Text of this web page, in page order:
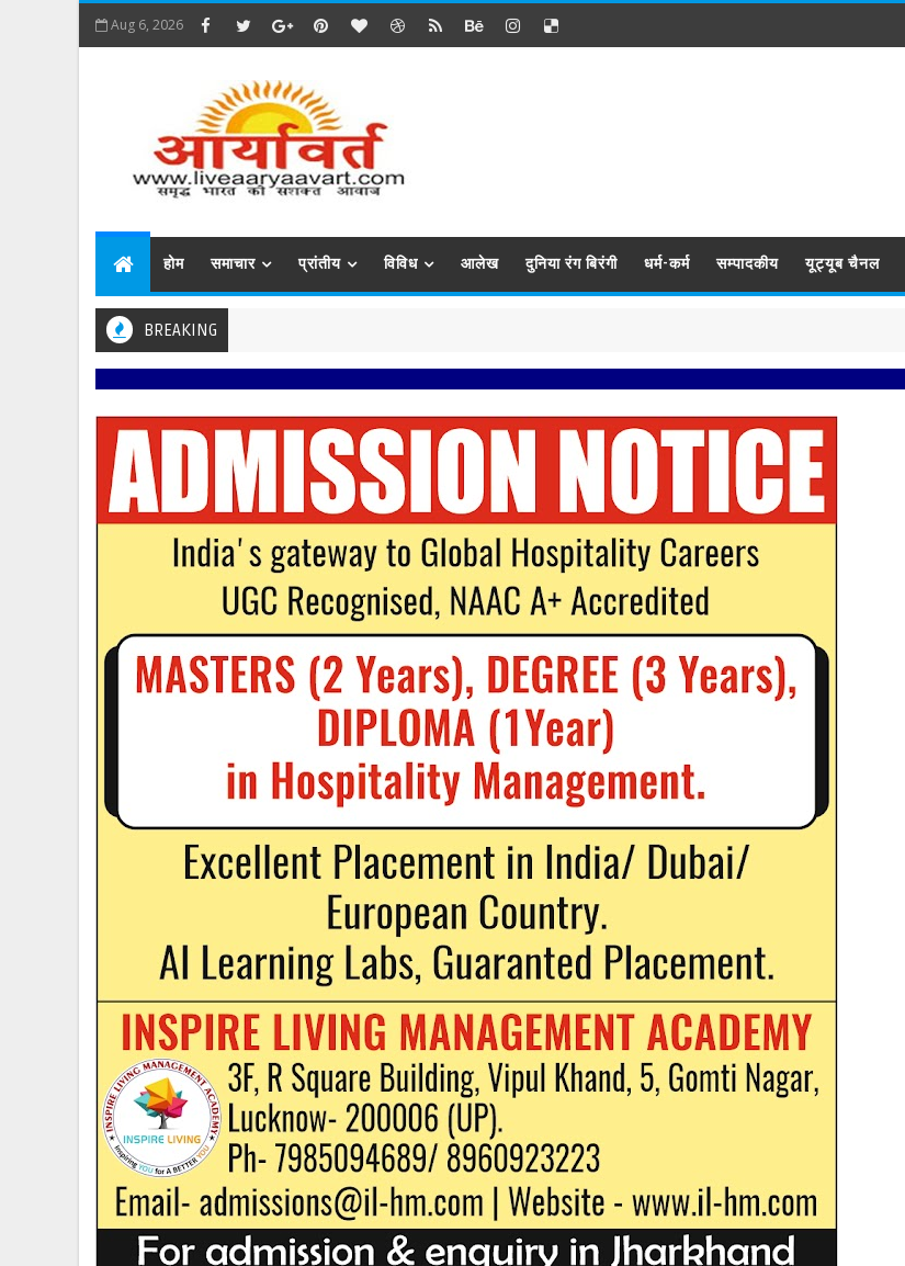
Aug 6, 2026
होम समाचार प्रांतीय विविध आलेख दुनिया रंग बिरंगी धर्म-कर्म सम्पादकीय यूट्यूब चैनल
BREAKING